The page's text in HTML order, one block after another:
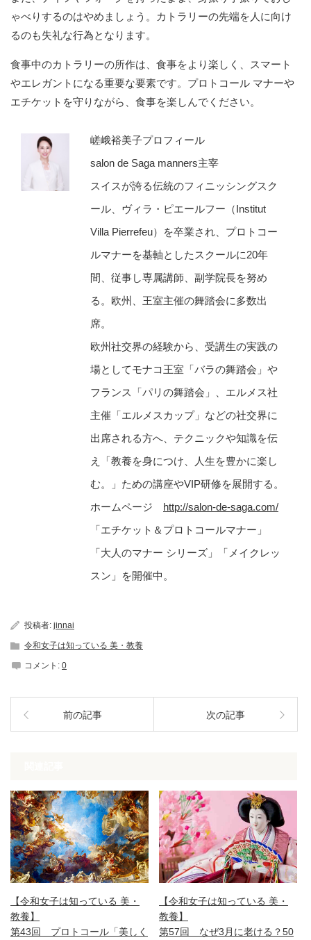
ゃべりするのはやめましょう。カトラリーの先端を人に向け
るのも失礼な行為となります。
食事中のカトラリーの所作は、食事をより楽しく、スマート
やエレガントになる重要な要素です。プロトコール マナーや
エチケットを守りながら、食事を楽しんでください。
嵯峨裕美子プロフィール
salon de Saga manners主宰
スイスが誇る伝統のフィニッシングスク
ール、ヴィラ・ピエールフー（Institut
Villa Pierrefeu）を卒業され、プロトコー
ルマナーを基軸としたスクールに20年
間、従事し専属講師、副学院長を努め
る。欧州、王室主催の舞踏会に多数出
席。
欧州社交界の経験から、受講生の実践の
場としてモナコ王室「バラの舞踏会」や
フランス「パリの舞踏会」、エルメス社
主催「エルメスカップ」などの社交界に
出席される方へ、テクニックや知識を伝
え「教養を身につけ、人生を豊かに楽し
む。」ための講座やVIP研修を展開する。
ホームページ http://salon-de-saga.com/
「エチケット＆プロトコールマナー」
「大人のマナー シリーズ」「メイクレッ
スン」を開催中。
投稿者: jinnai
令和女子は知っている 美・教養
コメント: 0
前の記事 次の記事
【令和女子は知っている 美・
教養】
第43回 プロトコール「美しく
【令和女子は知っている 美・
教養】
第57回 なぜ3月に老ける？50